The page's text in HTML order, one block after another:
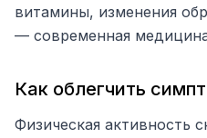
витамины, изменения
— современная
Как облегчить
Физическая